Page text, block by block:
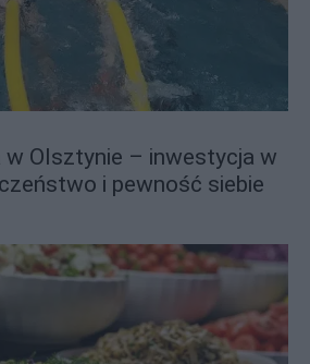
w Olsztynie – inwestycja w
i pewność siebie